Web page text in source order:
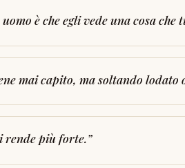
è che egli vede una cosa
mai capito, ma soltando lodato
rende più forte.”